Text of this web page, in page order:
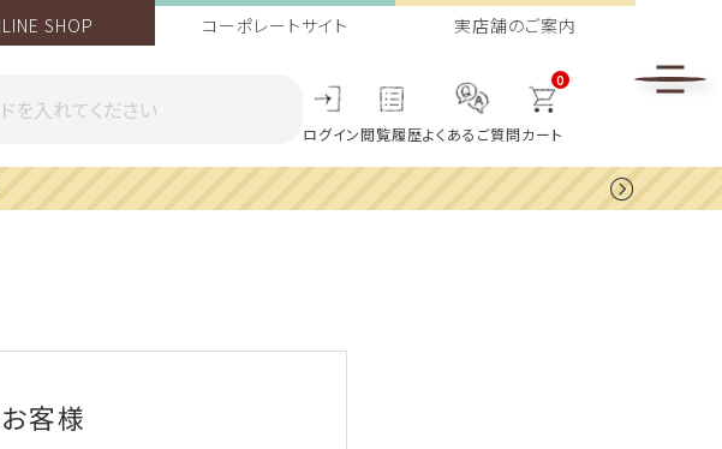
SHOP コーポレートサイト 実店舗のご案内
ログイン閲覧履歴よくあるご質問
0
カート
客様